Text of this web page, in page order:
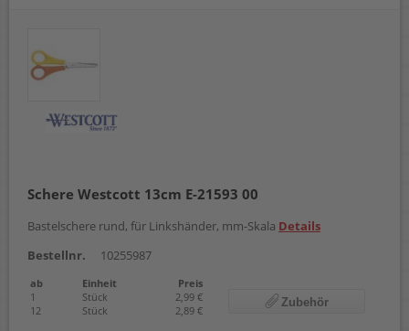
Schere Westcott 13cm E-21593 00
Bastelschere rund, für Linkshänder, mm-Skala Details
Bestellnr.
10255987
ab Einheit
Preis
1
Stück
2,99 €
12
Stück 2,89 €
Zubehör